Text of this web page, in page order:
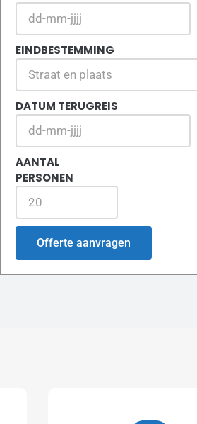
EINDBESTEMMING
DATUM TERUGREIS
AANTAL
PERSONEN
Offerte aanvragen